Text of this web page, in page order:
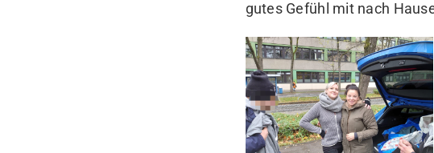
gutes Gefühl mit nach